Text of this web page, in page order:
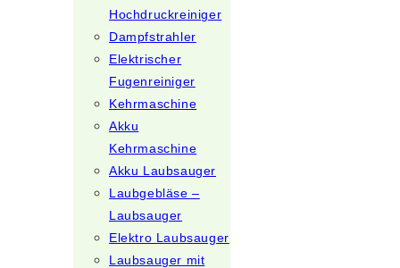
Hochdruckreiniger
Dampfstrahler
Elektrischer
Fugenreiniger
Kehrmaschine
Akku
Kehrmaschine
Akku Laubsauger
Laubgebläse –
Laubsauger
Elektro Laubsauger
Laubsauger mit